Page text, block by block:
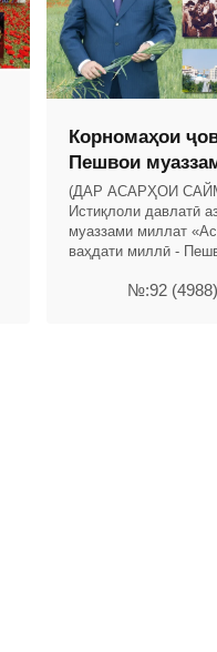
Корномаҳои
Пешвои
(ДАР АСАРҲОИ
Истиқлоли давлатӣ
муаззами миллат
ваҳдати миллӣ -
намешуморад. Ба ин
№:92